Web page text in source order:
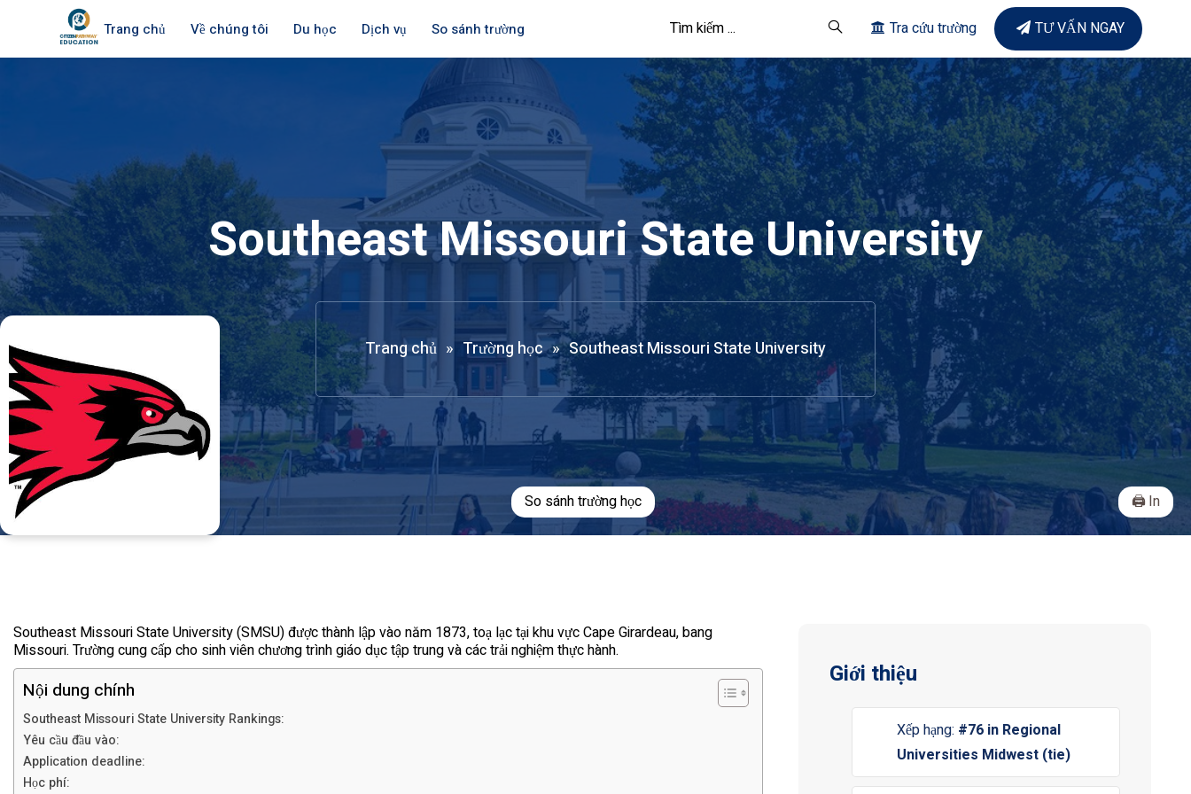
Trang chủ Về chúng tôi Du học Dịch vụ So sánh trường Tra cứu trường TƯ VẤN NGAY
Southeast Missouri State University
Trang chủ » Trường học » Southeast Missouri State University
So sánh trường học In
Southeast Missouri State University (SMSU) được thành lập vào năm 1873, toạ lạc tại khu vực Cape Girardeau, bang
Missouri. Trường cung cấp cho sinh viên chương trình giáo dục tập trung và các trải nghiệm thực hành.
Nội dung chính
Southeast Missouri State University Rankings:
Yêu cầu đầu vào:
Application deadline:
Học phí:
Giới thiệu
Xếp hạng: #76 in Regional
Universities Midwest (tie)